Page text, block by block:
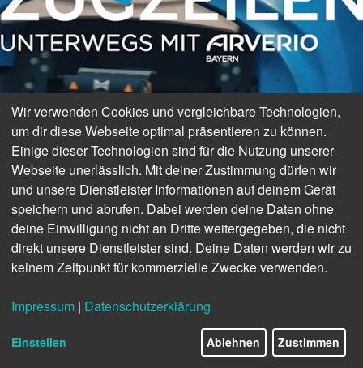
Wir verwenden Cookies und vergleichbare Technologien,
um dir diese Webseite optimal präsentieren zu können.
Einige dieser Technologien sind für die Nutzung unserer
Webseite unerlässlich. Mit deiner Zustimmung dürfen wir
und unsere Dienstleister Informationen auf deinem Gerät
speichern und abrufen. Dabei werden deine Daten ohne
deine Einwilligung nicht an Dritte weitergegeben, die nicht
direkt unsere Dienstleister sind. Deine Daten werden wir zu
keinem Zeitpunkt für kommerzielle Zwecke verwenden.
Impressum | Datenschutzerklärung
Einstellen Ablehnen Zustimmen